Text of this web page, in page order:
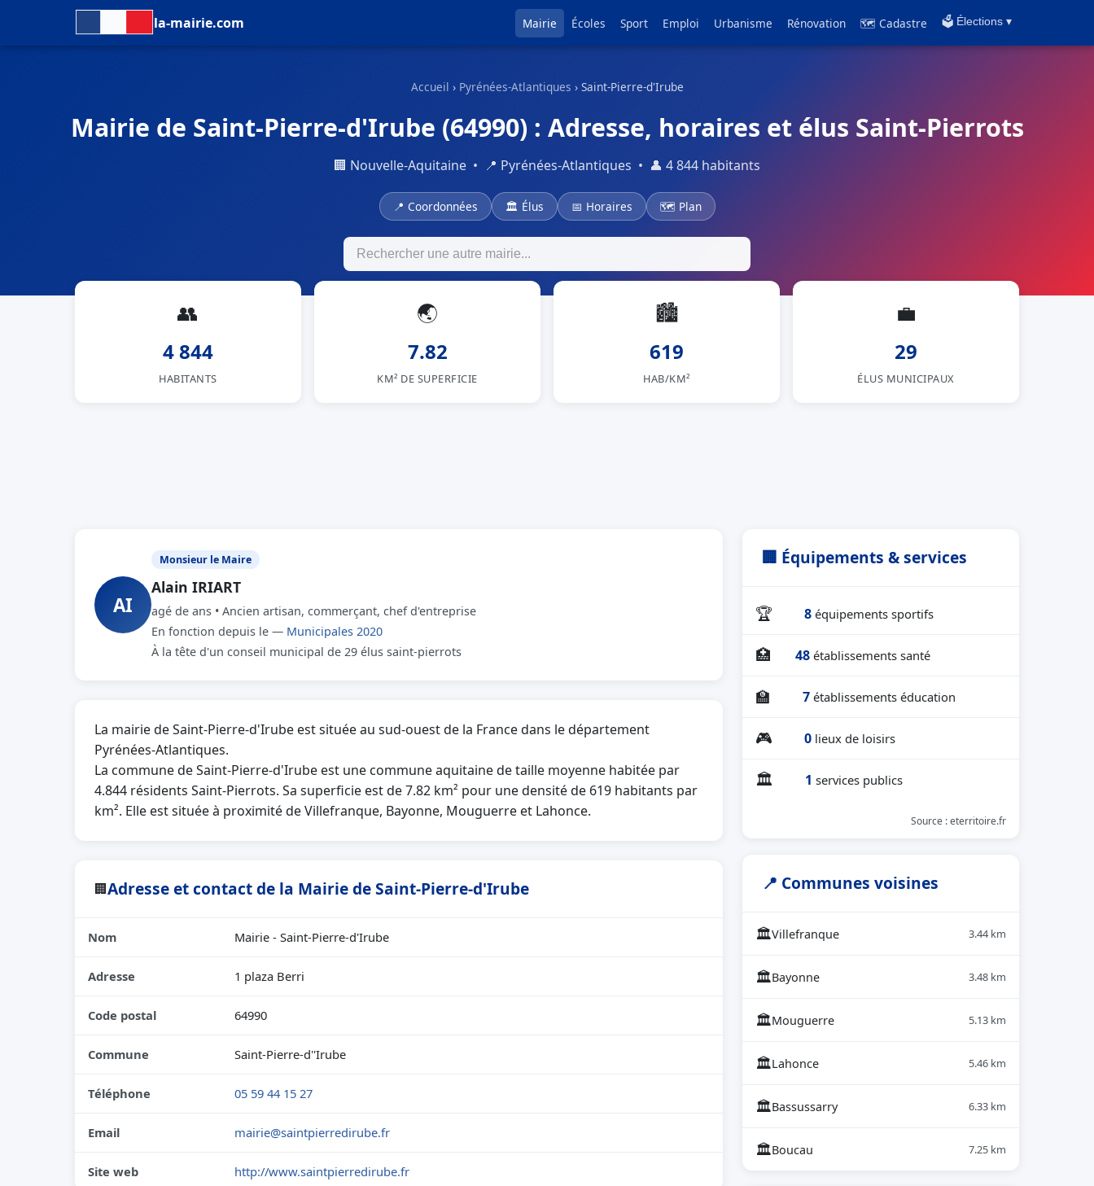
la-mairie.com Mairie Écoles Sport Emploi Urbanisme Rénovation 🗺 Cadastre 🗳️ Élections ▾
Accueil › Pyrénées-Atlantiques › Saint-Pierre-d'Irube
Mairie de Saint-Pierre-d'Irube (64990) : Adresse, horaires et élus Saint-Pierrots
🏢 Nouvelle-Aquitaine • 📍 Pyrénées-Atlantiques • 👤 4 844 habitants
📍 Coordonnées 🏛 Élus 📅 Horaires 🗺 Plan
👥
4 844
HABITANTS
🌏
7.82
KM² DE SUPERFICIE
🏙
619
HAB/KM²
💼
29
ÉLUS MUNICIPAUX
AI
Monsieur le Maire
Alain IRIART
agé de ans • Ancien artisan, commerçant, chef d'entreprise
En fonction depuis le — Municipales 2020
À la tête d'un conseil municipal de 29 élus saint-pierrots
La mairie de Saint-Pierre-d'Irube est située au sud-ouest de la France dans le département
Pyrénées-Atlantiques.
La commune de Saint-Pierre-d'Irube est une commune aquitaine de taille moyenne habitée par
4.844 résidents Saint-Pierrots. Sa superficie est de 7.82 km² pour une densité de 619 habitants par
km². Elle est située à proximité de Villefranque, Bayonne, Mouguerre et Lahonce.
🏢Adresse et contact de la Mairie de Saint-Pierre-d'Irube
Nom Mairie - Saint-Pierre-d'Irube
Adresse 1 plaza Berri
Code postal 64990
Commune Saint-Pierre-d''Irube
Téléphone 05 59 44 15 27
Email mairie@saintpierredirube.fr
Site web http://www.saintpierredirube.fr
🏢 Équipements & services
🏆 8 équipements sportifs
🏥 48 établissements santé
🏫 7 établissements éducation
🎮 0 lieux de loisirs
🏛 1 services publics
Source : eterritoire.fr
📍 Communes voisines
🏛Villefranque 3.44 km
🏛Bayonne 3.48 km
🏛Mouguerre 5.13 km
🏛Lahonce 5.46 km
🏛Bassussarry 6.33 km
🏛Boucau 7.25 km